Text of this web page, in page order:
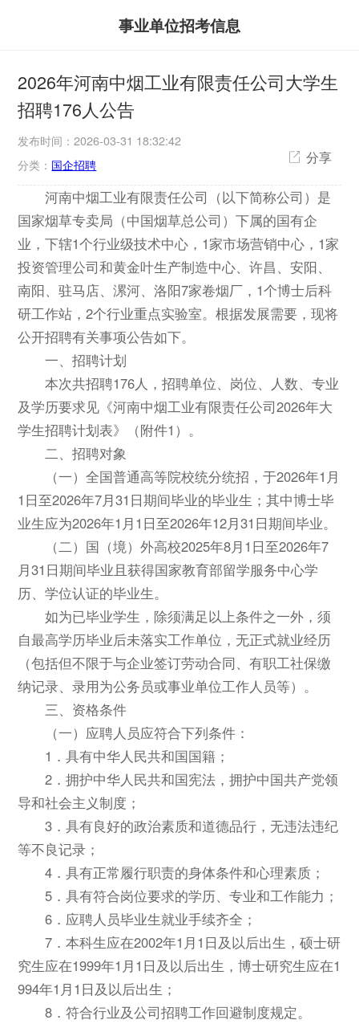
事业单位招考信息
2026年河南中烟工业有限责任公司大学生
招聘176人公告
发布时间：2026-03-31 18:32:42
分类： 国企招聘 分享
河南中烟工业有限责任公司（以下简称公司）是
国家烟草专卖局（中国烟草总公司）下属的国有企
业，下辖1个行业级技术中心，1家市场营销中心，1家
投资管理公司和黄金叶生产制造中心、许昌、安阳、
南阳、驻马店、漯河、洛阳7家卷烟厂，1个博士后科
研工作站，2个行业重点实验室。根据发展需要，现将
公开招聘有关事项公告如下。
一、招聘计划
本次共招聘176人，招聘单位、岗位、人数、专业
及学历要求见《河南中烟工业有限责任公司2026年大
学生招聘计划表》（附件1）。
二、招聘对象
（一）全国普通高等院校统分统招，于2026年1月
1日至2026年7月31日期间毕业的毕业生；其中博士毕
业生应为2026年1月1日至2026年12月31日期间毕业。
（二）国（境）外高校2025年8月1日至2026年7
月31日期间毕业且获得国家教育部留学服务中心学
历、学位认证的毕业生。
如为已毕业学生，除须满足以上条件之一外，须
自最高学历毕业后未落实工作单位，无正式就业经历
（包括但不限于与企业签订劳动合同、有职工社保缴
纳记录、录用为公务员或事业单位工作人员等）。
三、资格条件
（一）应聘人员应符合下列条件：
1．具有中华人民共和国国籍；
2．拥护中华人民共和国宪法，拥护中国共产党领
导和社会主义制度；
3．具有良好的政治素质和道德品行，无违法违纪
等不良记录；
4．具有正常履行职责的身体条件和心理素质；
5．具有符合岗位要求的学历、专业和工作能力；
6．应聘人员毕业生就业手续齐全；
7．本科生应在2002年1月1日及以后出生，硕士研
究生应在1999年1月1日及以后出生，博士研究生应在1
994年1月1日及以后出生；
8．符合行业及公司招聘工作回避制度规定。